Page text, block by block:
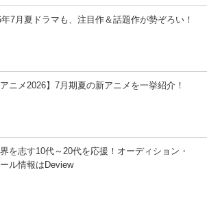
7月夏ドラマも、注目作＆話題作が勢ぞろい！
アニメ2026】7月期夏の新アニメを一挙紹介！
を志す10代～20代を応援！オーディション・
ル情報はDeview